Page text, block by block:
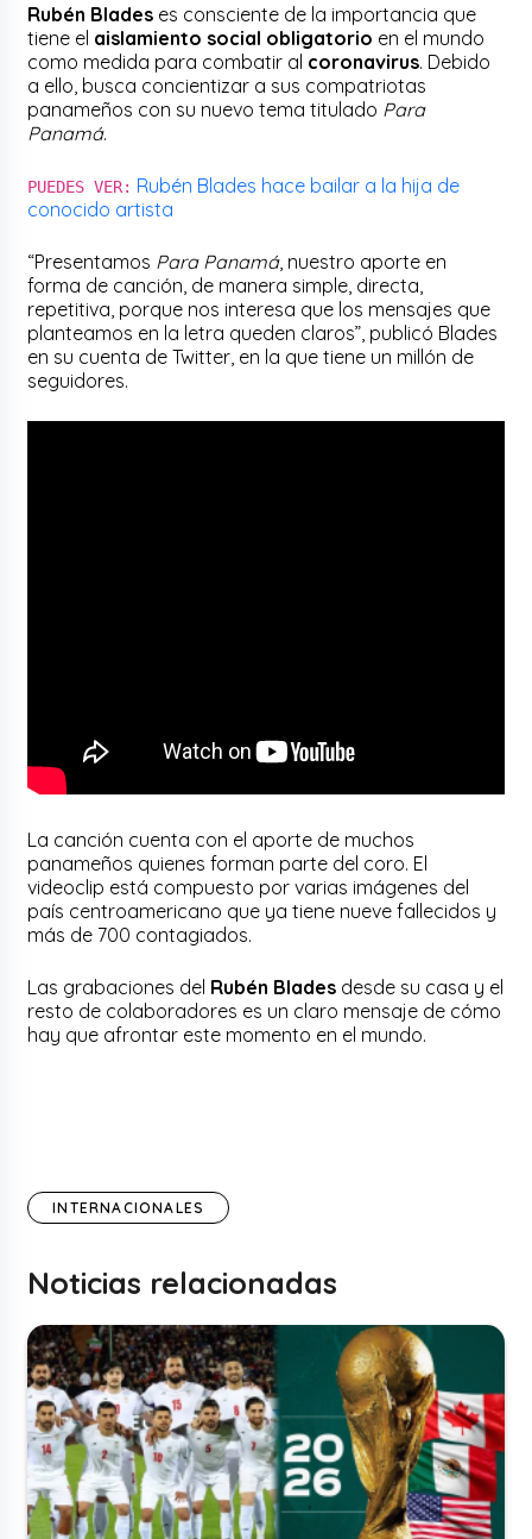
Rubén Blades es consciente de la importancia que
tiene el aislamiento social obligatorio en el mundo
como medida para combatir al coronavirus. Debido
a ello, busca concientizar a sus compatriotas
panameños con su nuevo tema titulado Para
Panamá.
PUEDES VER: Rubén Blades hace bailar a la hija de
conocido artista
“Presentamos Para Panamá, nuestro aporte en
forma de canción, de manera simple, directa,
repetitiva, porque nos interesa que los mensajes que
planteamos en la letra queden claros”, publicó Blades
en su cuenta de Twitter, en la que tiene un millón de
seguidores.
La canción cuenta con el aporte de muchos
panameños quienes forman parte del coro. El
videoclip está compuesto por varias imágenes del
país centroamericano que ya tiene nueve fallecidos y
más de 700 contagiados.
Las grabaciones del Rubén Blades desde su casa y el
resto de colaboradores es un claro mensaje de cómo
hay que afrontar este momento en el mundo.
INTERNACIONALES
Noticias relacionadas